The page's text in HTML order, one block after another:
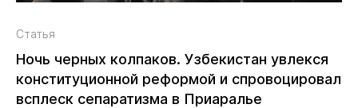
Статья
Ночь черных колпаков. Узбекистан увлекся
конституционной реформой и спровоцировал
всплеск сепаратизма в Приаралье